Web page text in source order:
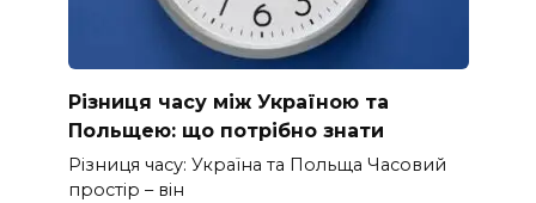
Різниця часу між Україною та
Польщею: що потрібно знати
Різниця часу: Україна та Польща Часовий
простір – він